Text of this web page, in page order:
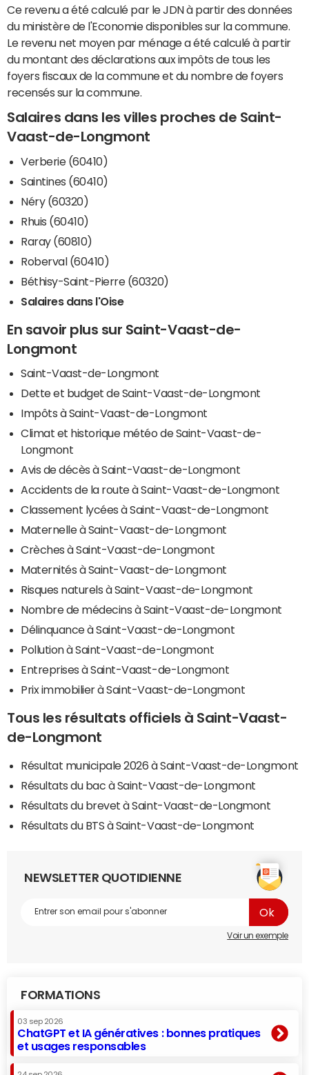
Ce revenu a été calculé par le JDN à partir des données
du ministère de l'Economie disponibles sur la commune.
Le revenu net moyen par ménage a été calculé à partir
du montant des déclarations aux impôts de tous les
foyers fiscaux de la commune et du nombre de foyers
recensés sur la commune.
Salaires dans les villes proches de Saint-
Vaast-de-Longmont
Verberie (60410)
Saintines (60410)
Néry (60320)
Rhuis (60410)
Raray (60810)
Roberval (60410)
Béthisy-Saint-Pierre (60320)
Salaires dans l'Oise
En savoir plus sur Saint-Vaast-de-
Longmont
Saint-Vaast-de-Longmont
Dette et budget de Saint-Vaast-de-Longmont
Impôts à Saint-Vaast-de-Longmont
Climat et historique météo de Saint-Vaast-de-
Longmont
Avis de décès à Saint-Vaast-de-Longmont
Accidents de la route à Saint-Vaast-de-Longmont
Classement lycées à Saint-Vaast-de-Longmont
Maternelle à Saint-Vaast-de-Longmont
Crèches à Saint-Vaast-de-Longmont
Maternités à Saint-Vaast-de-Longmont
Risques naturels à Saint-Vaast-de-Longmont
Nombre de médecins à Saint-Vaast-de-Longmont
Délinquance à Saint-Vaast-de-Longmont
Pollution à Saint-Vaast-de-Longmont
Entreprises à Saint-Vaast-de-Longmont
Prix immobilier à Saint-Vaast-de-Longmont
Tous les résultats officiels à Saint-Vaast-
de-Longmont
Résultat municipale 2026 à Saint-Vaast-de-Longmont
Résultats du bac à Saint-Vaast-de-Longmont
Résultats du brevet à Saint-Vaast-de-Longmont
Résultats du BTS à Saint-Vaast-de-Longmont
NEWSLETTER QUOTIDIENNE
Voir un exemple
FORMATIONS
03 sep 2026
ChatGPT et IA génératives : bonnes pratiques
et usages responsables